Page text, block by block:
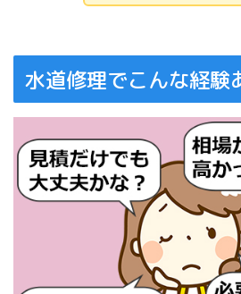
水道修理でこんな経験